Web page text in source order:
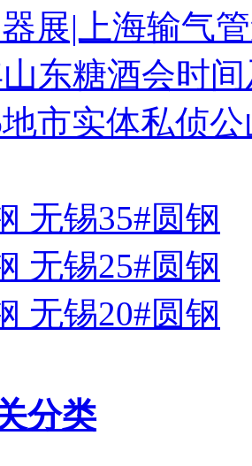
展|上海输气
东糖酒会时
市实体私侦
无锡35#圆钢
无锡25#圆钢
无锡20#圆钢
分类